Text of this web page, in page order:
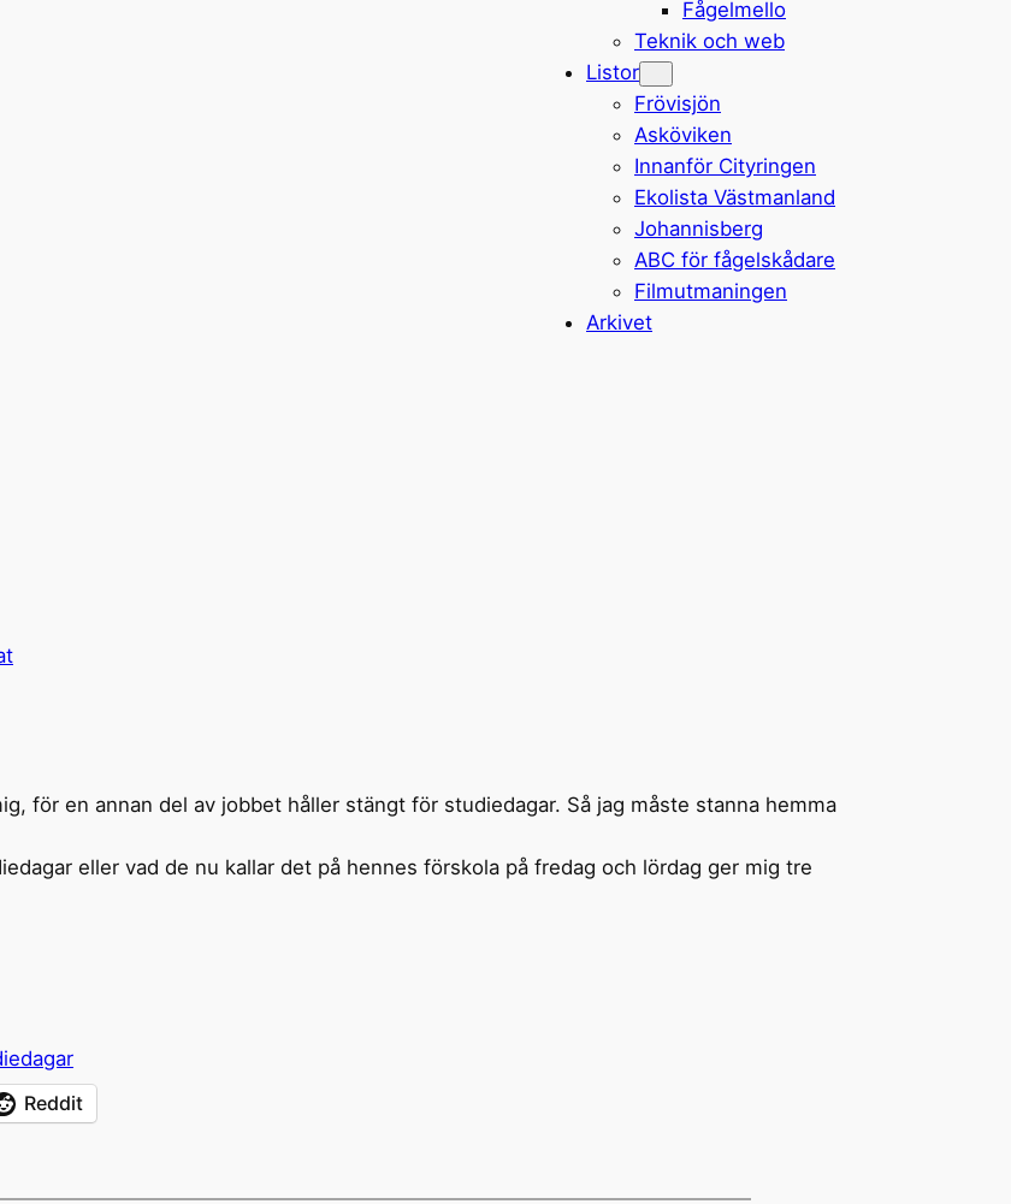
Fågelmello
Teknik och web
Listor
Frövisjön
Asköviken
Innanför Cityringen
Ekolista Västmanland
Johannisberg
ABC för fågelskådare
Filmutmaningen
Arkivet
för en annan del av jobbet håller stängt för studiedagar. Så jag måste stanna hemma
eller vad de nu kallar det på hennes förskola på fredag och lördag ger mig tre
Reddit